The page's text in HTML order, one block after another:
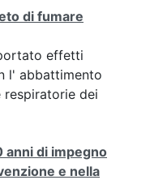
di fumare
effetti
l' abbattimento
respiratorie dei
anni di impegno
e nella